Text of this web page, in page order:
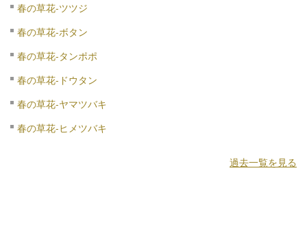
春の草花-ツツジ
春の草花-ボタン
春の草花-タンポポ
春の草花-ドウタン
春の草花-ヤマツバキ
春の草花-ヒメツバキ
過去一覧を見る